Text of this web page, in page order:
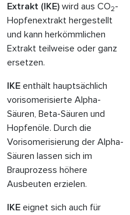
Extrakt (IKE) wird aus CO2-
Hopfenextrakt hergestellt
und kann herkömmlichen
Extrakt teilweise oder ganz
ersetzen.
IKE enthält hauptsächlich
vorisomerisierte Alpha-
Säuren, Beta-Säuren und
Hopfenöle. Durch die
Vorisomerisierung der Alpha-
Säuren lassen sich im
Brauprozess höhere
Ausbeuten erzielen.
IKE eignet sich auch für